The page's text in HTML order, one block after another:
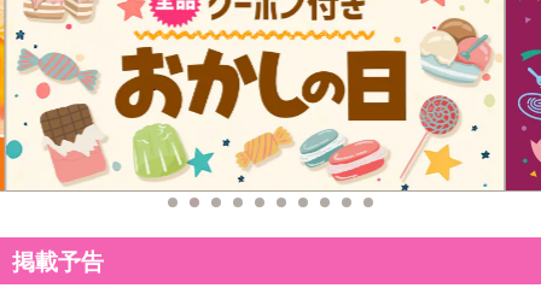
注意事項
【キャンセルについて】
※お申込み後のキャンセルはお受けできません。
記載されている内容を必ずご確認いただき、お届けする商品セット
※パッケージ変更や商品リニューアル(成分など含む)等により、参考
の掲載画像や画像内のバーコードなど、お届け商品と多少異なる場
掲載予告